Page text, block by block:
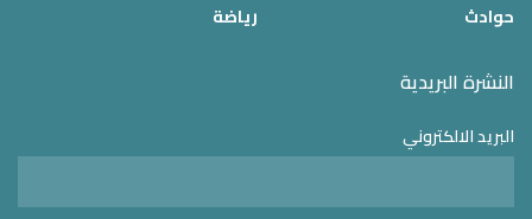
حوادث
رياضة
النشرة البريدية
البريد الالكتروني